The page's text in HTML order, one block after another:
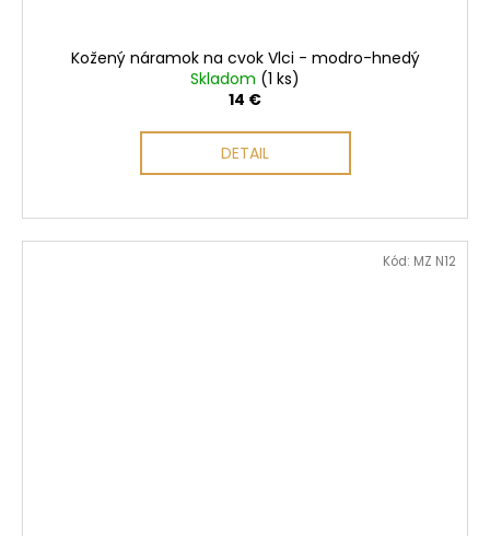
Kožený náramok na cvok Vlci - modro-hnedý
Skladom (1 ks)
14 €
DETAIL
Kód: MZ N12